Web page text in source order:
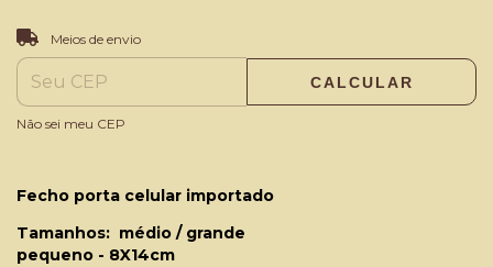
Entregas para o CEP:
Meios de envio
CALCULAR
Não sei meu CEP
Fecho porta celular importado
Tamanhos: médio / grande
pequeno - 8X14cm